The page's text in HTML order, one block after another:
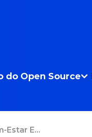
do Open Source
Estar E...